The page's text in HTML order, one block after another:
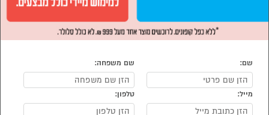
סמן להשוואה
שם: שם משפחה:
מייל: טלפון: